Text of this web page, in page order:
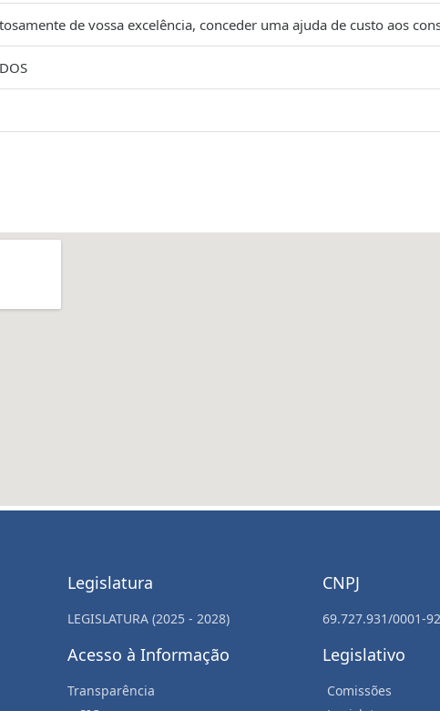
de vossa excelência, conceder uma ajuda de custo aos
Legislatura
LEGISLATURA (2025 - 2028)
Acesso à Informação
Transparência
CNPJ
69.727.931/0001-92
Legislativo
Comissões